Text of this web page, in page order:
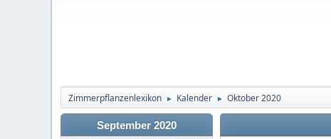
Zimmerpflanzenlexikon ► Kalender ► Oktober 2020
September 2020